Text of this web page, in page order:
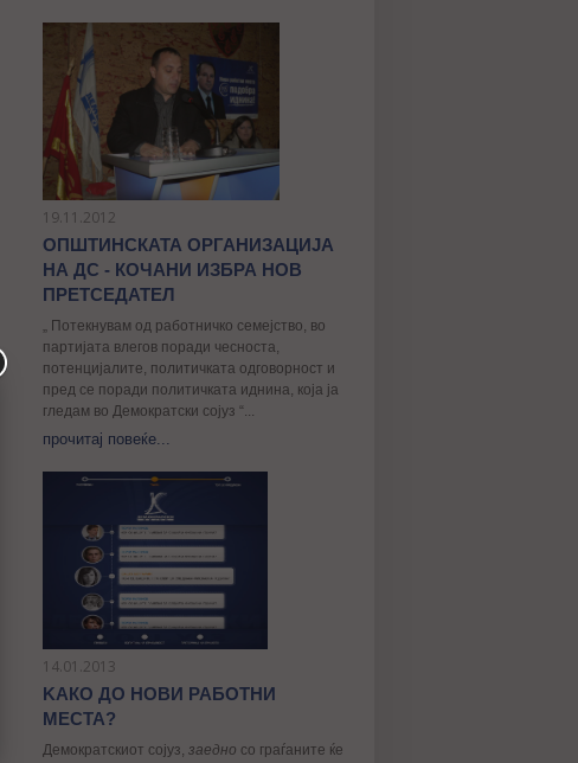
19.11.2012
ОПШТИНСКАТА ОРГАНИЗАЦИЈА
НА ДС - КОЧАНИ ИЗБРА НОВ
ПРЕТСЕДАТЕЛ
„ Потекнувам од работничко семејство, во
партијата влегов поради чесноста,
потенцијалите, политичката одговорност и
пред се поради политичката иднина, којa ја
гледам во Демократски сојуз “...
прочитај повеќе...
14.01.2013
KАКО ДО НОВИ РАБОТНИ
МЕСТА?
Демократскиот сојуз, заедно со граѓаните ќе